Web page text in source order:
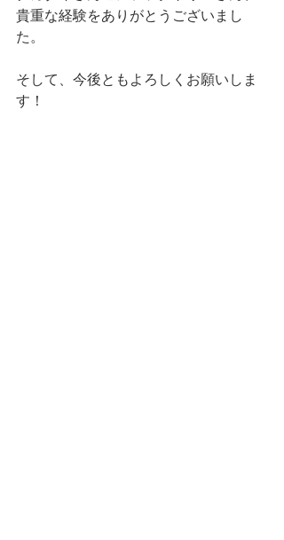
貴重な経験をありがとうございまし
た。
そして、今後ともよろしくお願いしま
す！